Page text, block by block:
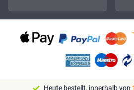
Heute bestellt, innerhalb von